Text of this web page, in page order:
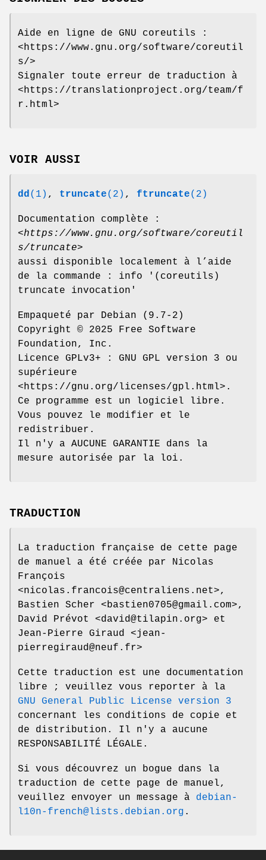
Aide en ligne de GNU coreutils :
<https://www.gnu.org/software/coreutil
s/>
Signaler toute erreur de traduction à
<https://translationproject.org/team/f
r.html>
VOIR AUSSI
dd(1) , truncate(2) , ftruncate(2)
Documentation complète :
<https://www.gnu.org/software/coreutil
s/truncate>
aussi disponible localement à l’aide
de la commande : info '(coreutils)
truncate invocation'
Empaqueté par Debian (9.7-2)
Copyright © 2025 Free Software
Foundation, Inc.
Licence GPLv3+ : GNU GPL version 3 ou
supérieure
<https://gnu.org/licenses/gpl.html>.
Ce programme est un logiciel libre.
Vous pouvez le modifier et le
redistribuer.
Il n'y a AUCUNE GARANTIE dans la
mesure autorisée par la loi.
TRADUCTION
La traduction française de cette page
de manuel a été créée par Nicolas
François
<nicolas.francois@centraliens.net>,
Bastien Scher <bastien0705@gmail.com>,
David Prévot <david@tilapin.org> et
Jean-Pierre Giraud <jean-
pierregiraud@neuf.fr>
Cette traduction est une documentation
libre ; veuillez vous reporter à la
GNU General Public License version 3
concernant les conditions de copie et
de distribution. Il n'y a aucune
RESPONSABILITÉ LÉGALE.
Si vous découvrez un bogue dans la
traduction de cette page de manuel,
veuillez envoyer un message à debian-
l10n-french@lists.debian.org .